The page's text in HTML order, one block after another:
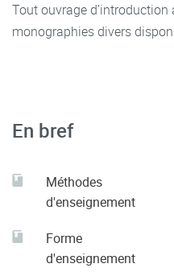
Tout ouvrage
monographies divers
En bref
Méthodes
d'enseignement
Forme
d'enseignement